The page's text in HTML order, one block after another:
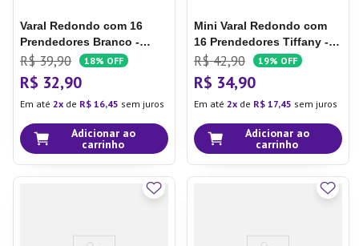
Varal Redondo com 16
Prendedores Branco -
Ordene
R$ 39,90 18% OFF
R$ 32,90
Em até 2 de R$ 16,45 sem juros
Adicionar ao
carrinho
Mini Varal Redondo com
16 Prendedores Tiffany -
Esfrebom
R$ 42,90 19% OFF
R$ 34,90
Em até 2 de R$ 17,45 sem juros
Adicionar ao
carrinho